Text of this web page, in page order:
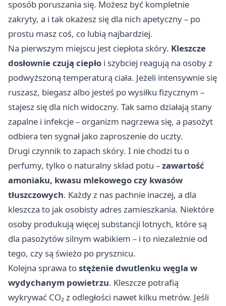
sposób poruszania się. Możesz być kompletnie
zakryty, a i tak okażesz się dla nich apetyczny – po
prostu masz coś, co lubią najbardziej.
Na pierwszym miejscu jest ciepłota skóry. Kleszcze
dosłownie czują ciepło i szybciej reagują na osoby z
podwyższoną temperaturą ciała. Jeżeli intensywnie się
ruszasz, biegasz albo jesteś po wysiłku fizycznym –
stajesz się dla nich widoczny. Tak samo działają stany
zapalne i infekcje – organizm nagrzewa się, a pasożyt
odbiera ten sygnał jako zaproszenie do uczty.
Drugi czynnik to zapach skóry. I nie chodzi tu o
perfumy, tylko o naturalny skład potu –zawartość
amoniaku, kwasu mlekowego czy kwasów
tłuszczowych. Każdy z nas pachnie inaczej, a dla
kleszcza to jak osobisty adres zamieszkania. Niektóre
osoby produkują więcej substancji lotnych, które są
dla pasożytów silnym wabikiem – i to niezależnie od
tego, czy są świeżo po prysznicu.
Kolejna sprawa tostężenie dwutlenku węgla w
wydychanym powietrzu. Kleszcze potrafią
wykrywać CO₂ z odległości nawet kilku metrów. Jeśli